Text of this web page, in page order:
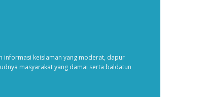
informasi keislaman yang moderat, dapur
masyarakat yang damai serta baldatun